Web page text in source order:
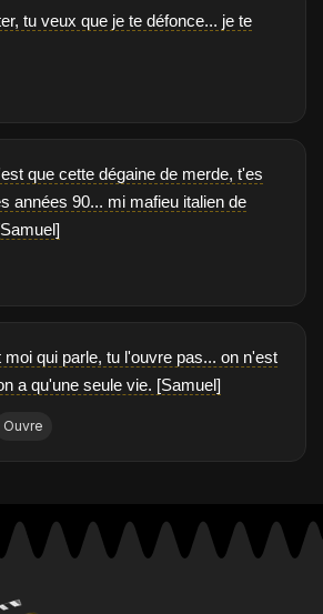
tu veux que je te défonce... je te
que cette dégaine de merde, t'es
années 90... mi mafieu italien de
qui parle, tu l'ouvre pas... on n'est
a qu'une seule vie. [Samuel]
Ouvre